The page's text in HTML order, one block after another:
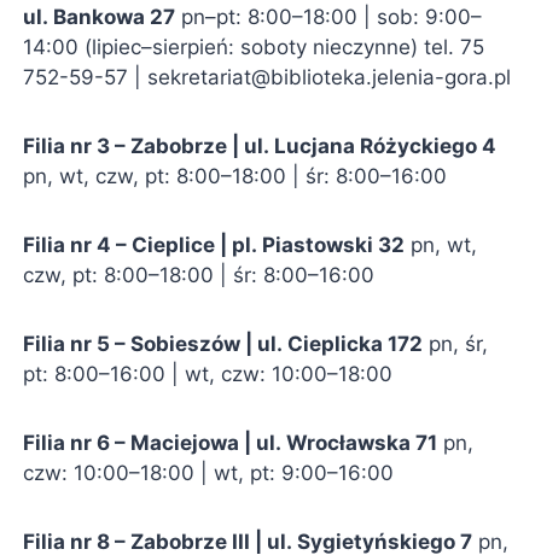
ul. Bankowa 27 pn–pt: 8:00–18:00 | sob: 9:00–
14:00 (lipiec–sierpień: soboty nieczynne) tel. 75
752-59-57 | sekretariat@biblioteka.jelenia-gora.pl
Filia nr 3 – Zabobrze | ul. Lucjana Różyckiego 4
pn, wt, czw, pt: 8:00–18:00 | śr: 8:00–16:00
Filia nr 4 – Cieplice | pl. Piastowski 32 pn, wt,
czw, pt: 8:00–18:00 | śr: 8:00–16:00
Filia nr 5 – Sobieszów | ul. Cieplicka 172 pn, śr,
pt: 8:00–16:00 | wt, czw: 10:00–18:00
Filia nr 6 – Maciejowa | ul. Wrocławska 71 pn,
czw: 10:00–18:00 | wt, pt: 9:00–16:00
Filia nr 8 – Zabobrze III | ul. Sygietyńskiego 7 pn,